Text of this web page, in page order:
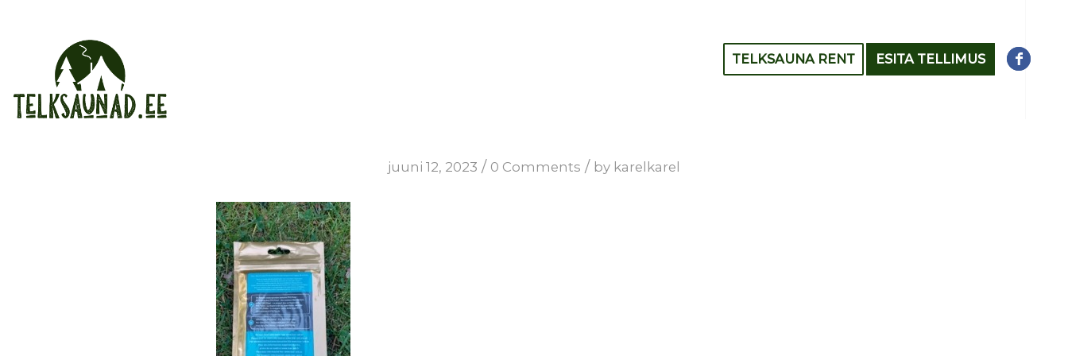
TELKSAUNA RENT ESITA TELLIMUS
juuni 12, 2023 / 0 Comments / by karelkarel